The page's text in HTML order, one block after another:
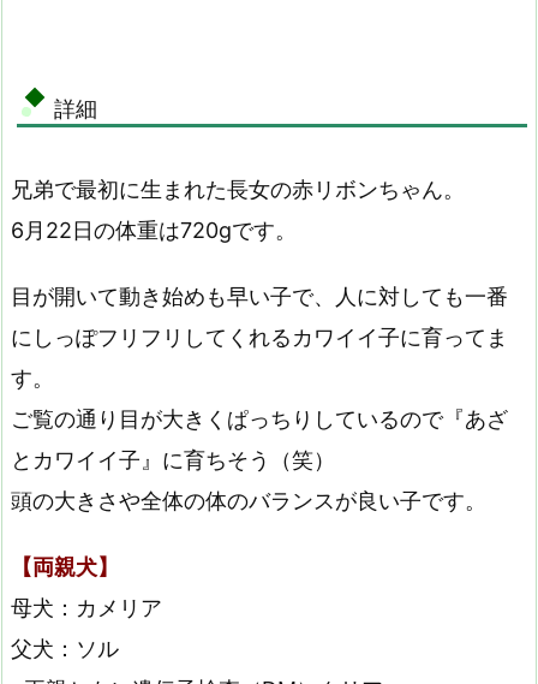
詳細
兄弟で最初に生まれた長女の赤リボンちゃん。
6月22日の体重は720gです。
目が開いて動き始めも早い子で、人に対しても一番
にしっぽフリフリしてくれるカワイイ子に育ってま
す。
ご覧の通り目が大きくぱっちりしているので『あざ
とカワイイ子』に育ちそう（笑）
頭の大きさや全体の体のバランスが良い子です。
【両親犬】
母犬：カメリア
父犬：ソル